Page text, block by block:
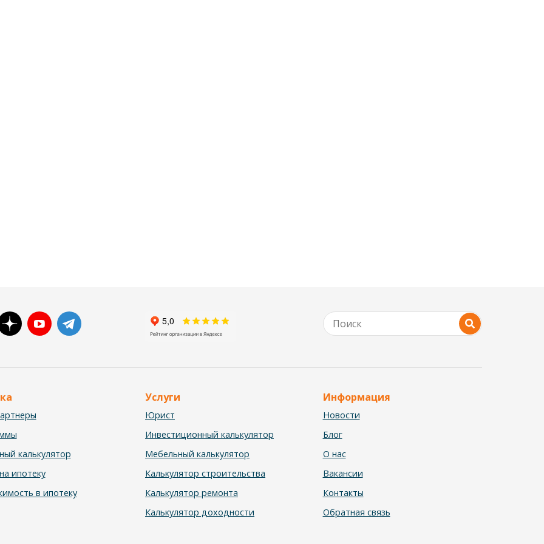
калькулятор
ипотеку
в ипотеку
Услуги
Юрист
Инвестиционный калькулятор
Мебельный калькулятор
Калькулятор строительства
Калькулятор ремонта
Калькулятор доходности
Информация
Новости
Блог
О нас
Вакансии
Контакты
Обратная связь